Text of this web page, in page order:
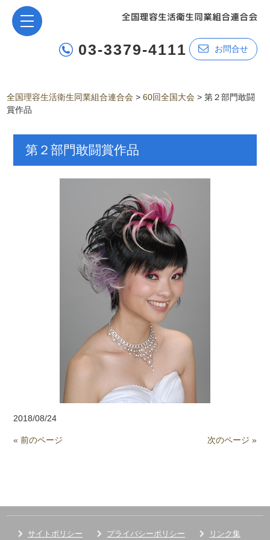
03-3379-4111 お問合せ
全国理容生活衛生同業組合連合会 >60回全国大会 >第２部門敢闘
賞作品
第２部門敢闘賞作品
2018/08/24
« 前のページ 次のページ »
サイトポリシー プライバシーポリシー リンク集